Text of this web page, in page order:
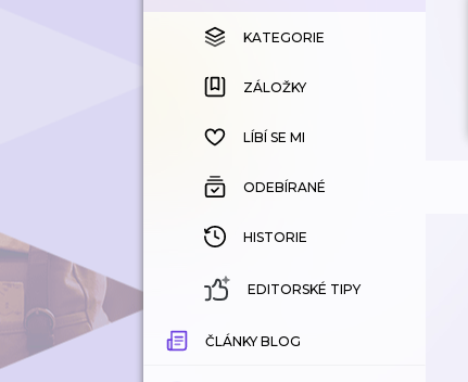
KATEGORIE
ZÁLOŽKY
HISTORIE
KATEGORIE
ZÁLOŽKY
LÍBÍ SE MI
ODEBÍRANÉ
HISTORIE
EDITORSKÉ TIPY
ČLÁNKY BLOG